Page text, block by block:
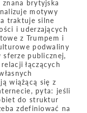
brytyjska
motywy
traktuje silne
i uderzających
z Trumpem i
podwaliny
sferze publicznej,
łączących
wiążącą się z
pyta: jeśli
do struktur
zdefiniować na